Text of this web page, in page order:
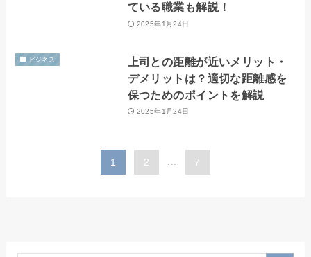
ている職業も解説！
2025年1月24日
ビジネス
上司との距離が近いメリット・
デメリットは？適切な距離感を
保つためのポイントを解説
2025年1月24日
1 2 ... 7